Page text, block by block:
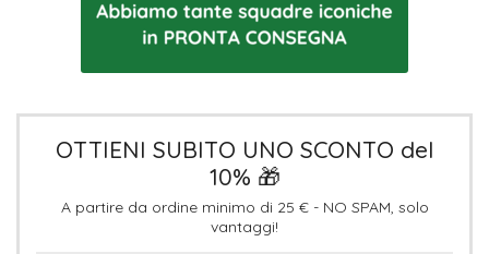
OTTIENI SUBITO UNO SCONTO del
10% 🎁
A partire da ordine minimo di 25 € - NO SPAM, solo
vantaggi!